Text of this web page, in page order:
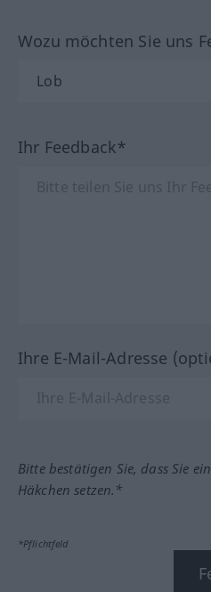
Wozu möchten Sie uns
Ihr Feedback*
Ihre E-Mail-Adresse
Bitte bestätigen Sie, dass Sie
Häkchen setzen.*
*Pflichtfeld